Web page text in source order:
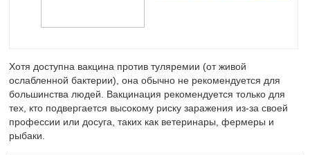
Хотя доступна вакцина против туляремии (от живой
ослабленной бактерии), она обычно не рекомендуется для
большинства людей. Вакцинация рекомендуется только для
тех, кто подвергается высокому риску заражения из-за своей
профессии или досуга, таких как ветеринары, фермеры и
рыбаки.